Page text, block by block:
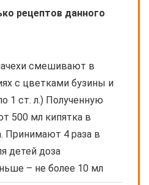
рецептов данного
смешивают в
с цветками бузины и
1 ст. л.) Полученную
500 мл кипятка в
Принимают 4 раза в
детей доза
– не более 10 мл